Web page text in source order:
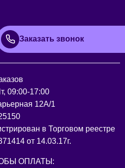
Заказать звонок
09:00-17:00
12А/1
в Торговом реестре
от 14.03.17г.
ОПЛАТЫ: